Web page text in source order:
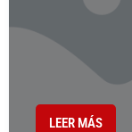
LEER MÁS